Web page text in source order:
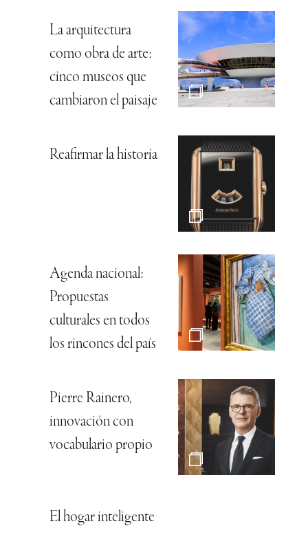
La arquitectura
como obra de arte:
cinco museos que
cambiaron el paisaje
Reafirmar la historia
Agenda nacional:
Propuestas
culturales en todos
los rincones del país
Pierre Rainero,
innovación con
vocabulario propio
El hogar inteligente